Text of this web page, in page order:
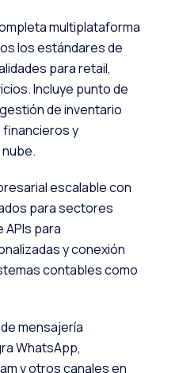
multiplataforma
los estándares de
para retail,
Incluye punto de
de inventario
y
escalable con
para sectores
para
y conexión
contables como
mensajería
WhatsApp,
y otros canales en